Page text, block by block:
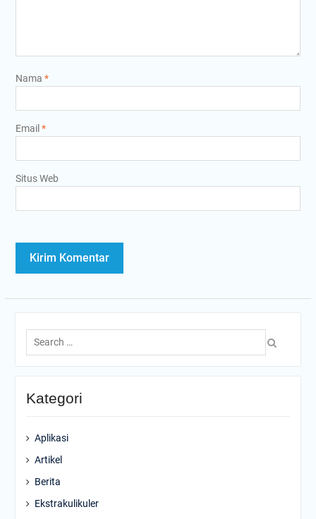
Nama *
Email *
Situs Web
Search
for:
Kategori
Aplikasi
Artikel
Berita
Ekstrakulikuler